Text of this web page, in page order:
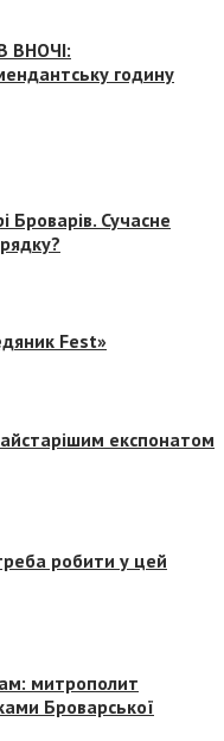
ВНОЧІ:
годину
Броварів. Сучасне
Fest»
експонатом
робити у цей
митрополит
Броварської